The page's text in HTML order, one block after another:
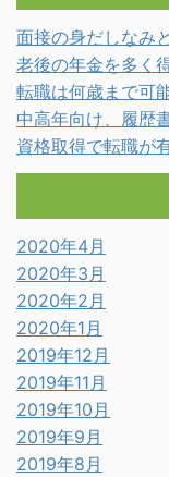
面接の身だしなみ
老後の年金を多く
転職は何歳まで可
中高年向け、履歴
資格取得で転職が
2020年4月
2020年3月
2020年2月
2020年1月
2019年12月
2019年11月
2019年10月
2019年9月
2019年8月